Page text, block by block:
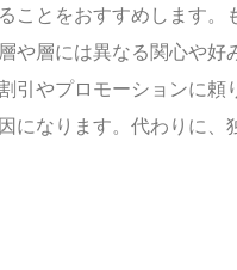
ことをおすすめします
や層には異なる関心や
引やプロモーションに
になります。代わりに